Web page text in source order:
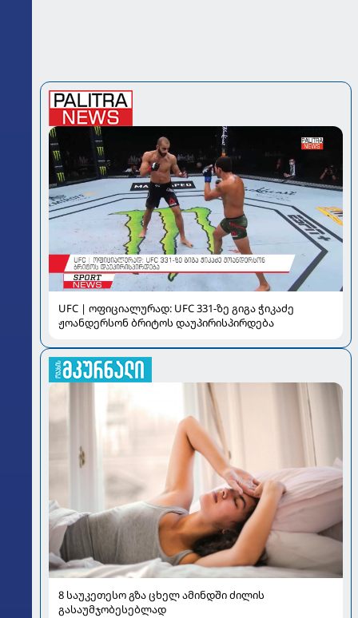
UFC | ოფიციალურად: UFC 331-ზე გიგა ჭიკაძე
ჟოანდერსონ ბრიტოს დაუპირისპირდება
8 საუკეთესო გზა ცხელ ამინდში ძილის
გასაუმჯობესებლად